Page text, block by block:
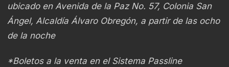
ubicado en Avenida de la Paz No. 57, Colonia San
Ángel, Alcaldía Álvaro Obregón, a partir de las ocho
de la noche
*Boletos a la venta en el Sistema Passline